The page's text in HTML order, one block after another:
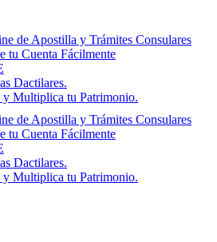
de Apostilla y Trámites Consulares
tu Cuenta Fácilmente
Dactilares.
Multiplica tu Patrimonio.
de Apostilla y Trámites Consulares
tu Cuenta Fácilmente
Dactilares.
Multiplica tu Patrimonio.